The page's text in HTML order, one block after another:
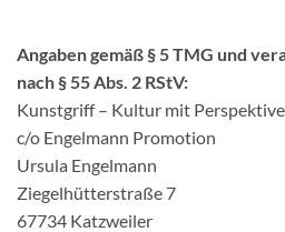
Angaben gemäß § 5 TMG und
nach § 55 Abs. 2 RStV:
Kunstgriff – Kultur mit Perspektive
c/o Engelmann Promotion
Ursula Engelmann
Ziegelhütterstraße 7
67734 Katzweiler